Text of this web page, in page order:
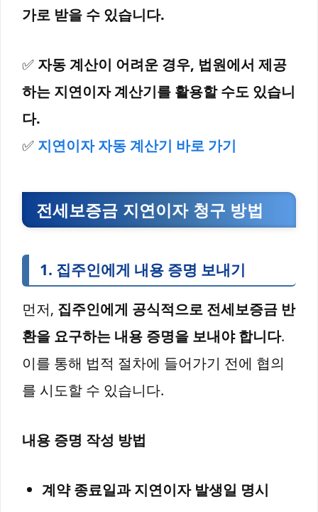
가로 받을 수 있습니다.
✅ 자동 계산이 어려운 경우, 법원에서 제공
하는 지연이자 계산기를 활용할 수도 있습니
다.
✅ 지연이자 자동 계산기 바로 가기
전세보증금 지연이자 청구 방법
1. 집주인에게 내용 증명 보내기
먼저, 집주인에게 공식적으로 전세보증금 반
환을 요구하는 내용 증명을 보내야 합니다.
이를 통해 법적 절차에 들어가기 전에 협의
를 시도할 수 있습니다.
내용 증명 작성 방법
계약 종료일과 지연이자 발생일 명시